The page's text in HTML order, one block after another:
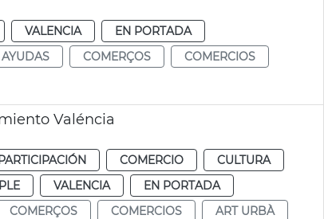
VALENCIA
EN PORTADA
AYUDAS COMERÇOS
COMERCIOS
Valéncia
COMERCIO
CULTURA
VALENCIA
EN PORTADA
COMERÇOS COMERCIOS
ART URBÀ